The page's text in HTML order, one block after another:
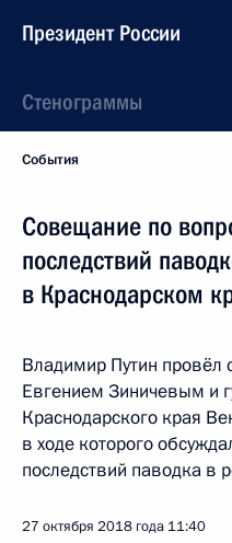
Президент России
Стенограммы
События
Совещание по
последствий
в Краснодарском
Владимир Путин
Евгением Зиничевым и
Краснодарского края
в ходе которого
последствий паводка в
27 октября 2018 года 11:40